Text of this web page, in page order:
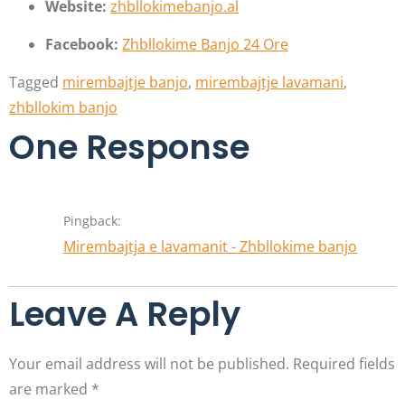
Website: zhbllokimebanjo.al
Facebook: Zhbllokime Banjo 24 Ore
Tagged mirembajtje banjo, mirembajtje lavamani,
zhbllokim banjo
One Response
Pingback:
Mirembajtja e lavamanit - Zhbllokime banjo
Leave A Reply
Your email address will not be published. Required fields
are marked *